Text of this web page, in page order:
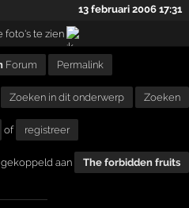
13 februari 2006 17:31
foto's te zien
Forum Permalink
Zoeken in dit onderwerp Zoeken
of registreer
gekoppeld aan The forbidden fruits